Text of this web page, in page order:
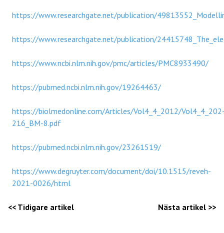
https://www.researchgate.net/publication/
https://www.researchgate.net/publication/
https://www.ncbi.nlm.nih.gov/pmc/articles/PMC8933490/
https://pubmed.ncbi.nlm.nih.gov/19264463/
https://biolmedonline.com/Articles/Vol4_4_2012/
216_BM-8.pdf
https://pubmed.ncbi.nlm.nih.gov/23261519/
https://www.degruyter.com/document/doi/10.1515/reveh-
2021-0026/html
<< Tidigare artikel Nästa artikel >>